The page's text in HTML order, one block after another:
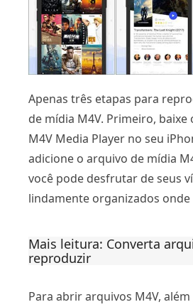
Apenas três etapas para
de mídia M4V. Primeiro, baixe
M4V Media Player no seu
adicione o arquivo de mídia
você pode desfrutar de seus
lindamente organizados
Mais leitura: Converta
reproduzir
Para abrir arquivos M4V,